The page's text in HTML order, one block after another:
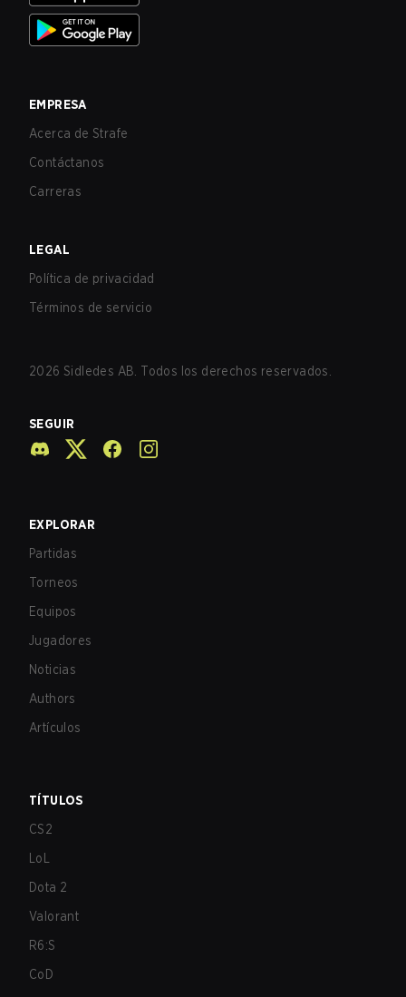
EMPRESA
Acerca de Strafe
Contáctanos
Carreras
LEGAL
Política de privacidad
Términos de servicio
2026 Sidledes AB. Todos los derechos reservados.
SEGUIR
EXPLORAR
Partidas
Torneos
Equipos
Jugadores
Noticias
Authors
Artículos
TÍTULOS
CS2
LoL
Dota 2
Valorant
R6:S
CoD